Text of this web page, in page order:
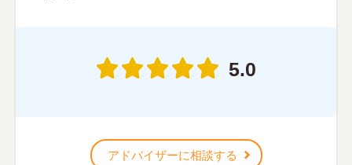
5.0
アドバイザーに相談する